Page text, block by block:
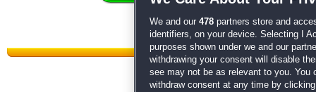
We and our 478 partners store and
identifiers, on your device. Selecting I
purposes shown under we and our
withdrawing your consent will disable
see may not be as relevant to you. You
withdraw consent at any time by